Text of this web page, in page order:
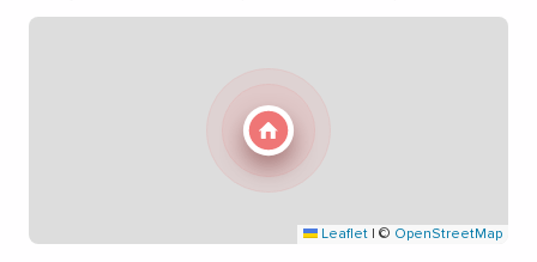
Leaflet | © OpenStreetMap